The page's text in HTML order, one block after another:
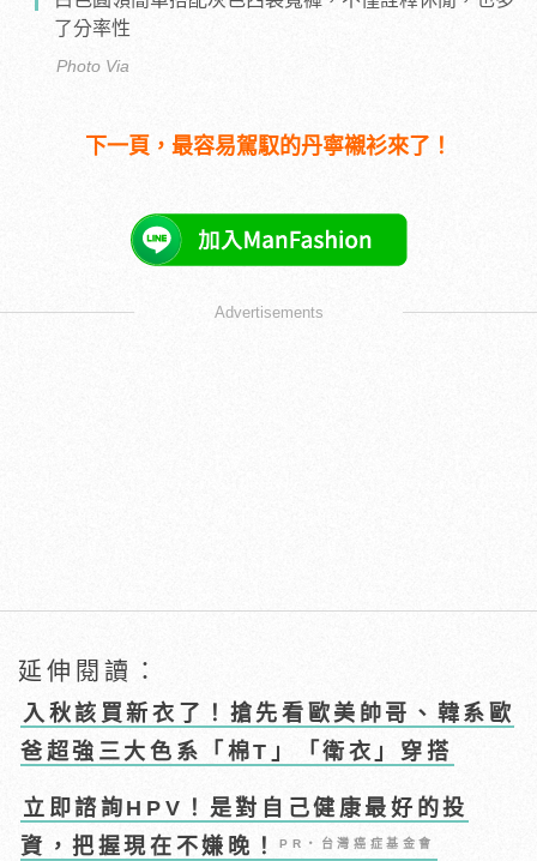
了分率性
Photo Via
下一頁，最容易駕馭的丹寧襯衫來了！
Advertisements
延伸閱讀：
入秋該買新衣了！搶先看歐美帥哥、韓系歐
爸超強三大色系「棉T」「衛衣」穿搭
立即諮詢HPV！是對自己健康最好的投
資，把握現在不嫌晚！PR・台灣癌症基金會